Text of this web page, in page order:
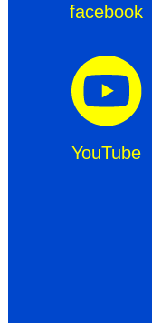
facebook
YouTube